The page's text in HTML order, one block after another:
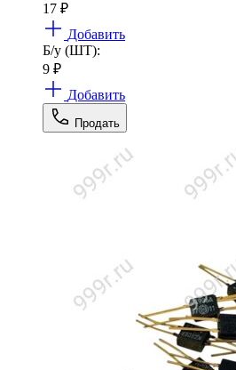
17 ₽
Добавить
Б/у (ШТ):
9 ₽
Добавить
Продать